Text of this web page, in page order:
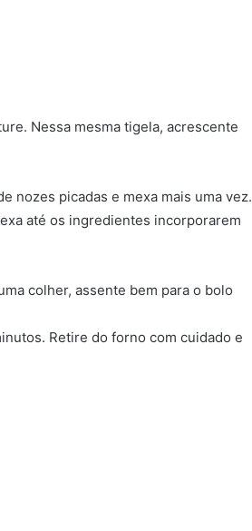
Nessa mesma tigela, acrescente
nozes picadas e mexa mais uma vez.
até os ingredientes incorporarem
colher, assente bem para o bolo
Retire do forno com cuidado e